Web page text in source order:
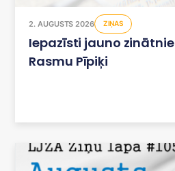
2. AUGUSTS 2026 ZIŅAS
Iepazīsti jauno
Rasmu Pīpiķi